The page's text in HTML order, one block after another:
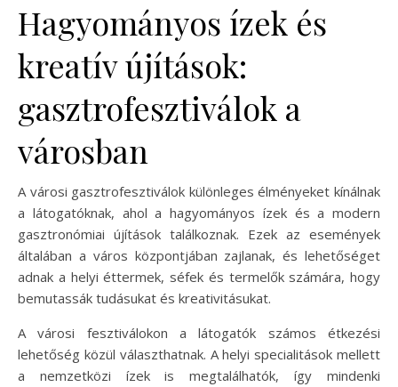
Hagyományos ízek és
kreatív újítások:
gasztrofesztiválok a
városban
A városi gasztrofesztiválok különleges élményeket kínálnak
a látogatóknak, ahol a hagyományos ízek és a modern
gasztronómiai újítások találkoznak. Ezek az események
általában a város központjában zajlanak, és lehetőséget
adnak a helyi éttermek, séfek és termelők számára, hogy
bemutassák tudásukat és kreativitásukat.
A városi fesztiválokon a látogatók számos étkezési
lehetőség közül választhatnak. A helyi specialitások mellett
a nemzetközi ízek is megtalálhatók, így mindenki